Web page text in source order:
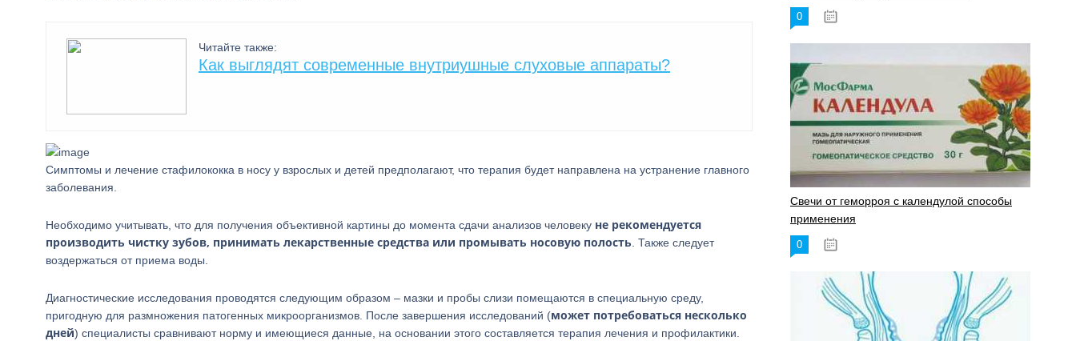
Читайте также:
Как выглядят современные внутриушные слуховые аппараты?
Симптомы и лечение стафилококка в носу у взрослых и детей предполагают, что терапия будет направлена на устранение главного
заболевания.
Необходимо учитывать, что для получения объективной картины до момента сдачи анализов человеку не рекомендуется
производить чистку зубов, принимать лекарственные средства или промывать носовую полость . Также следует
воздержаться от приема воды.
Диагностические исследования проводятся следующим образом – мазки и пробы слизи помещаются в специальную среду,
пригодную для размножения патогенных микроорганизмов. После завершения исследований (может потребоваться несколько
дней) специалисты сравнивают норму и имеющиеся данные, на основании этого составляется терапия лечения и профилактики.
0
Свечи от геморроя с календулой способы
применения
0